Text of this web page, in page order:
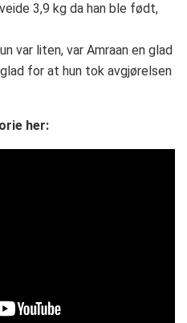
3,9 kg da han ble født,
var liten, var Amraan en glad
for at hun tok avgjørelsen
her: